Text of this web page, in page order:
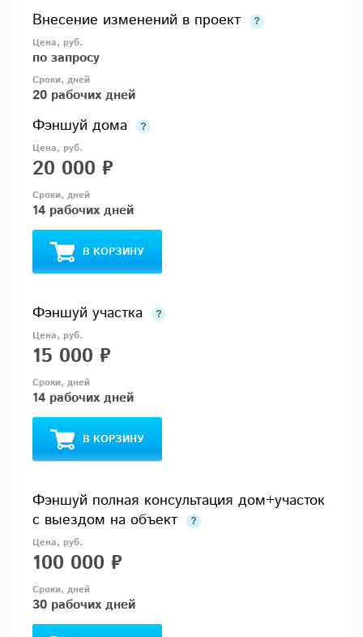
Внесение изменений в проект
по запросу
20 рабочих дней
Фэншуй дома
20 000 ₽
14 рабочих дней
В КОРЗИНУ
Фэншуй участка
15 000 ₽
14 рабочих дней
В КОРЗИНУ
Фэншуй полная консультация дом+участок
с выездом на объект
100 000 ₽
30 рабочих дней